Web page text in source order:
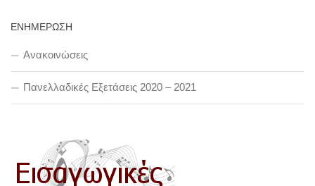
ΕΝΗΜΕΡΩΣΗ
Ανακοινώσεις
Πανελλαδικές Εξετάσεις 2020 – 2021